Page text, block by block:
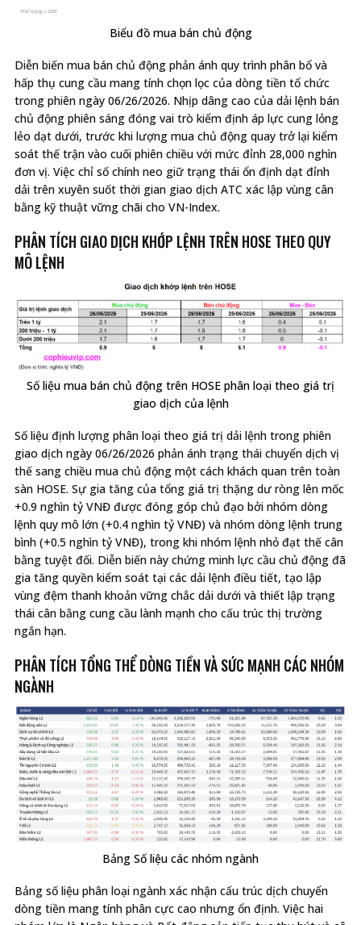
Biểu đồ mua bán chủ động
Diễn biến mua bán chủ động phản ánh quy trình phân bổ và
hấp thụ cung cầu mang tính chọn lọc của dòng tiền tổ chức
trong phiên ngày 06/26/2026. Nhịp dâng cao của dải lệnh bán
chủ động phiên sáng đóng vai trò kiểm định áp lực cung lỏng
lẻo dạt dưới, trước khi lượng mua chủ động quay trở lại kiểm
soát thế trận vào cuối phiên chiều với mức đỉnh 28,000 nghìn
đơn vị. Việc chỉ số chính neo giữ trạng thái ổn định dạt đỉnh
dải trên xuyên suốt thời gian giao dịch ATC xác lập vùng cân
bằng kỹ thuật vững chãi cho VN-Index.
PHÂN TÍCH GIAO DỊCH KHỚP LỆNH TRÊN HOSE THEO QUY
MÔ LỆNH
Số liệu mua bán chủ động trên HOSE phân loại theo giá trị
giao dịch của lệnh
Số liệu định lượng phân loại theo giá trị dải lệnh trong phiên
giao dịch ngày 06/26/2026 phản ánh trạng thái chuyển dịch vị
thế sang chiều mua chủ động một cách khách quan trên toàn
sàn HOSE. Sự gia tăng của tổng giá trị thặng dư ròng lên mốc
+0.9 nghìn tỷ VNĐ được đóng góp chủ đạo bởi nhóm dòng
lệnh quy mô lớn (+0.4 nghìn tỷ VNĐ) và nhóm dòng lệnh trung
bình (+0.5 nghìn tỷ VNĐ), trong khi nhóm lệnh nhỏ đạt thế cân
bằng tuyệt đối. Diễn biến này chứng minh lực cầu chủ động đã
gia tăng quyền kiểm soát tại các dải lệnh điều tiết, tạo lập
vùng đệm thanh khoản vững chắc dải dưới và thiết lập trạng
thái cân bằng cung cầu lành mạnh cho cấu trúc thị trường
ngắn hạn.
PHÂN TÍCH TỔNG THỂ DÒNG TIỀN VÀ SỨC MẠNH CÁC NHÓM
NGÀNH
Bảng Số liệu các nhóm ngành
Bảng số liệu phân loại ngành xác nhận cấu trúc dịch chuyển
dòng tiền mang tính phân cực cao nhưng ổn định. Việc hai